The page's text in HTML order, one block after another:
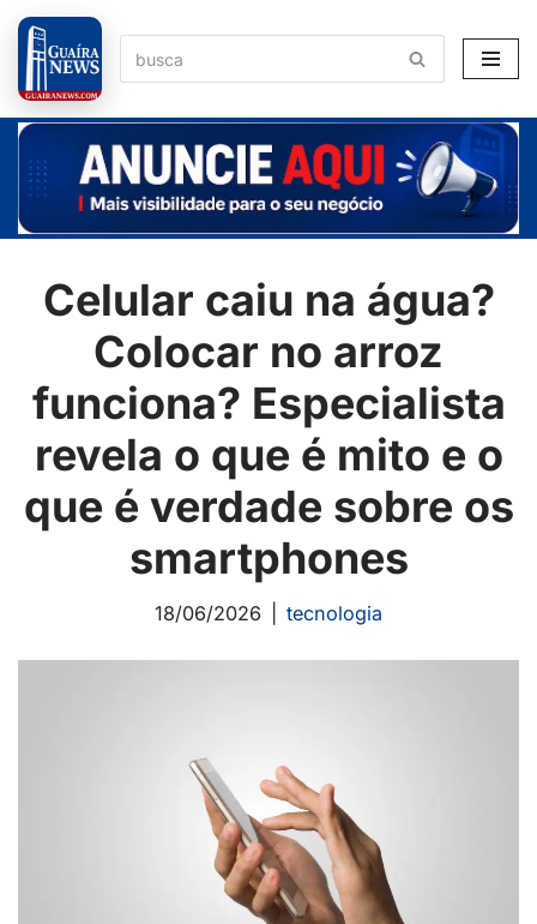
Pular
para
o
conteúdo
Celular caiu na água?
Colocar no arroz
funciona? Especialista
revela o que é mito e o
que é verdade sobre os
smartphones
18/06/2026 tecnologia